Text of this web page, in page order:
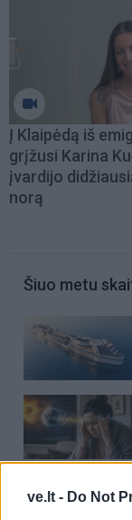
ve.lt - Do Not
Į Klaipėdą iš
grįžusi Karina
įvardijo
norą
Šiuo metu